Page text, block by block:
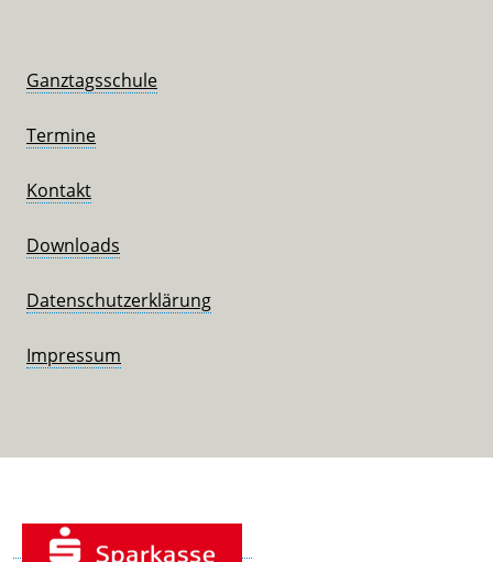
Ganztagsschule
Termine
Kontakt
Downloads
Datenschutzerklärung
Impressum